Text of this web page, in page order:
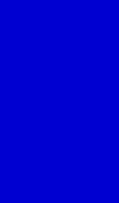
bomba de incêndio a
bombas submersas